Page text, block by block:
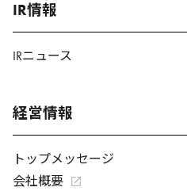
IR情報
IRニュース
経営情報
トップメッセージ
会社概要